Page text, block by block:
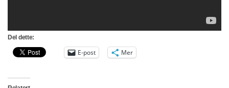
Del dette:
E-post Mer